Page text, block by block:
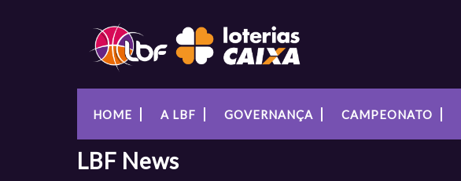
HOME A LBF GOVERNANÇA CAMPEONATO
LBF News